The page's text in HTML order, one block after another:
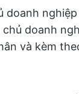
doanh
doanh
và kèm